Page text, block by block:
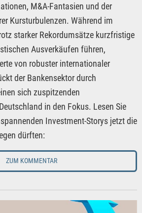
M&A-Fantasien und der
Kursturbulenzen. Während im
starker Rekordumsätze kurzfristige
Ausverkäufen führen,
von robuster internationaler
der Bankensektor durch
sich zuspitzenden
in den Fokus. Lesen Sie
Investment-Storys jetzt die
dürften:
ZUM KOMMENTAR